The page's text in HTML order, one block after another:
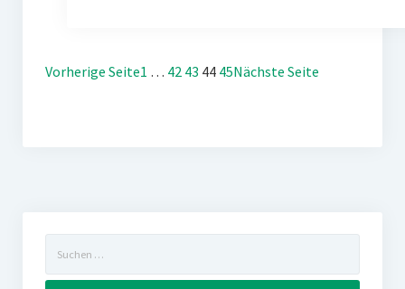
Vorherige Seite1 … 42 43 44 45Nächste Seite
nach: